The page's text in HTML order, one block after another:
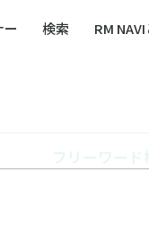
ー 検索 RM
ティ（運輸安全・次
化醸成／労働安全衛生
フリーワード